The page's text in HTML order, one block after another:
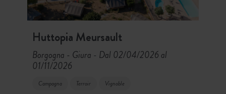
Huttopia Meursault
Borgogna - Giura - Dal 02/04/2026 al
01/11/2026
Campagna Terroir Vignoble